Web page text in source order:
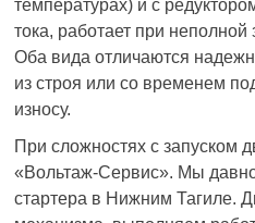
температурах) и с
тока, работает при неполной
Оба вида отличаются
из строя или со временем
износу.
При сложностях с запуском
«Вольтаж-Сервис». Мы
стартера в Нижним Тагиле.